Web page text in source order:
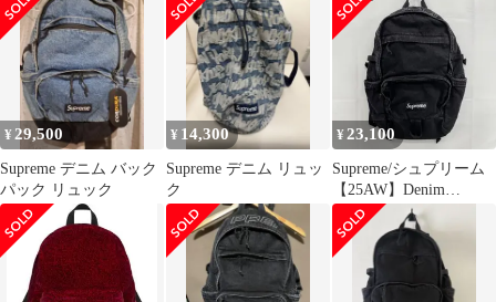
ト
¥ 29,500
Supreme デニム バック
パック リュック
¥ 14,300
Supreme デニム リュッ
ク
¥23,100
Supreme/シュプリーム
【25AW】Denim
Backpack/デニム バック
パック/リュックサック/
ブラック